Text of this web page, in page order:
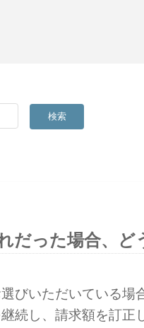
検索
だった場合、ど
びいただいている場
続し、請求額を訂正